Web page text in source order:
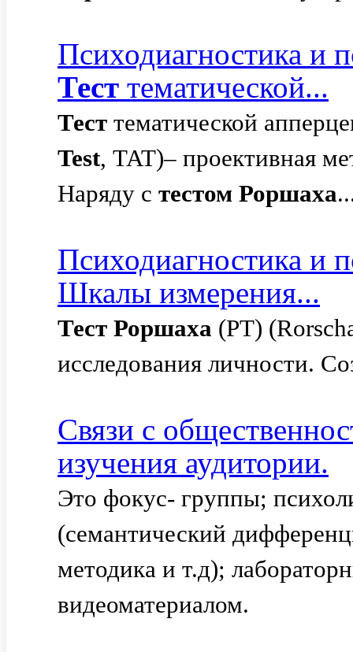
Психодиагностика и
Тест тематической...
Тест тематической
Test, ТАТ)– проективная
Наряду с тестом Роршаха
Психодиагностика и
Шкалы измерения...
Тест Роршаха (РТ)
исследования личности.
Связи с
изучения аудитории.
Это фокус- группы;
(семантический
методика и т.д);
видеоматериалом.